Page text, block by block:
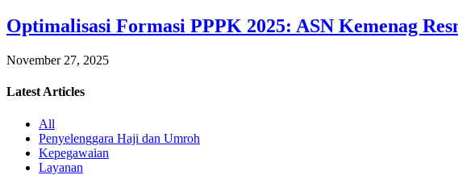
Optimalisasi Formasi PPPK 2025: ASN Kemenag
November 27, 2025
Latest Articles
All
Penyelenggara Haji dan Umroh
Kepegawaian
Layanan